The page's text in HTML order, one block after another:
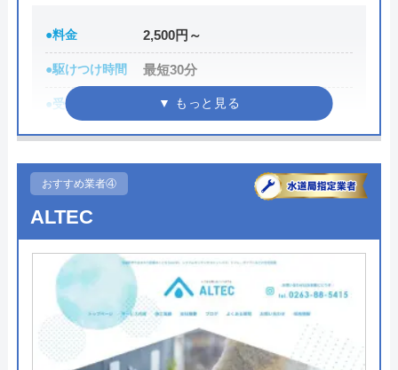
りえP
2 か月前
イースマイルさんに依頼して大正解でした！
安心して任せられました。これでまた快適に
使えます。迅速な対応に心から感謝します！
うです。
トラブルの原因や作業例などが分かりやすく記載さ
れており、依頼の際も安心できますね。候補のひと
ちなみに、電話で連絡した際に「サイトを見た」と
伝えると作業料金が2,000円割引になるWEB割があ
りますので、相談する際は必ず電話で相談し、その
際には必ず「サイトを見た」と伝えましょう。
まずは電話相談！
0120-221-611
受付時間 24時間 年中無休
●料金 2,500円～
●駆けつけ時間 最短30分
●受付時間 24時間
●定休日 年中無休
●累計実績
アシストウォーターがおすすめの理由
アシストウォーターは、長野県のほとんどの地域を
対応エリアとして水回りのトラブル対応を行ってい
ます。
おすすめ業者④
ALTEC